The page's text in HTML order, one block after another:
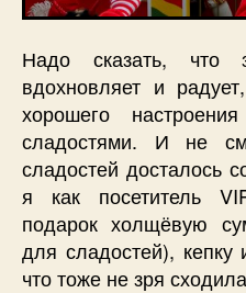
Надо сказать, что
вдохновляет и
хорошего
сладостями. И не
сладостей досталось
я как посетитель
подарок холщёвую
для сладостей), кепку
что тоже не зря